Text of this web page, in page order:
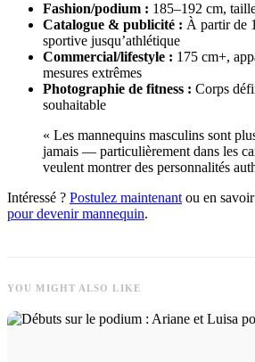
Fashion/podium : 185–192 cm,
Catalogue & publicité : À partir de
sportive jusqu’athlétique
Commercial/lifestyle : 175 cm+,
mesures extrêmes
Photographie de fitness : Corps
souhaitable
« Les mannequins masculins sont
jamais — particulièrement dans les
veulent montrer des personnalités
Intéressé ? Postulez maintenant ou en
pour devenir mannequin.
YOU MIGHT ALSO LIKE